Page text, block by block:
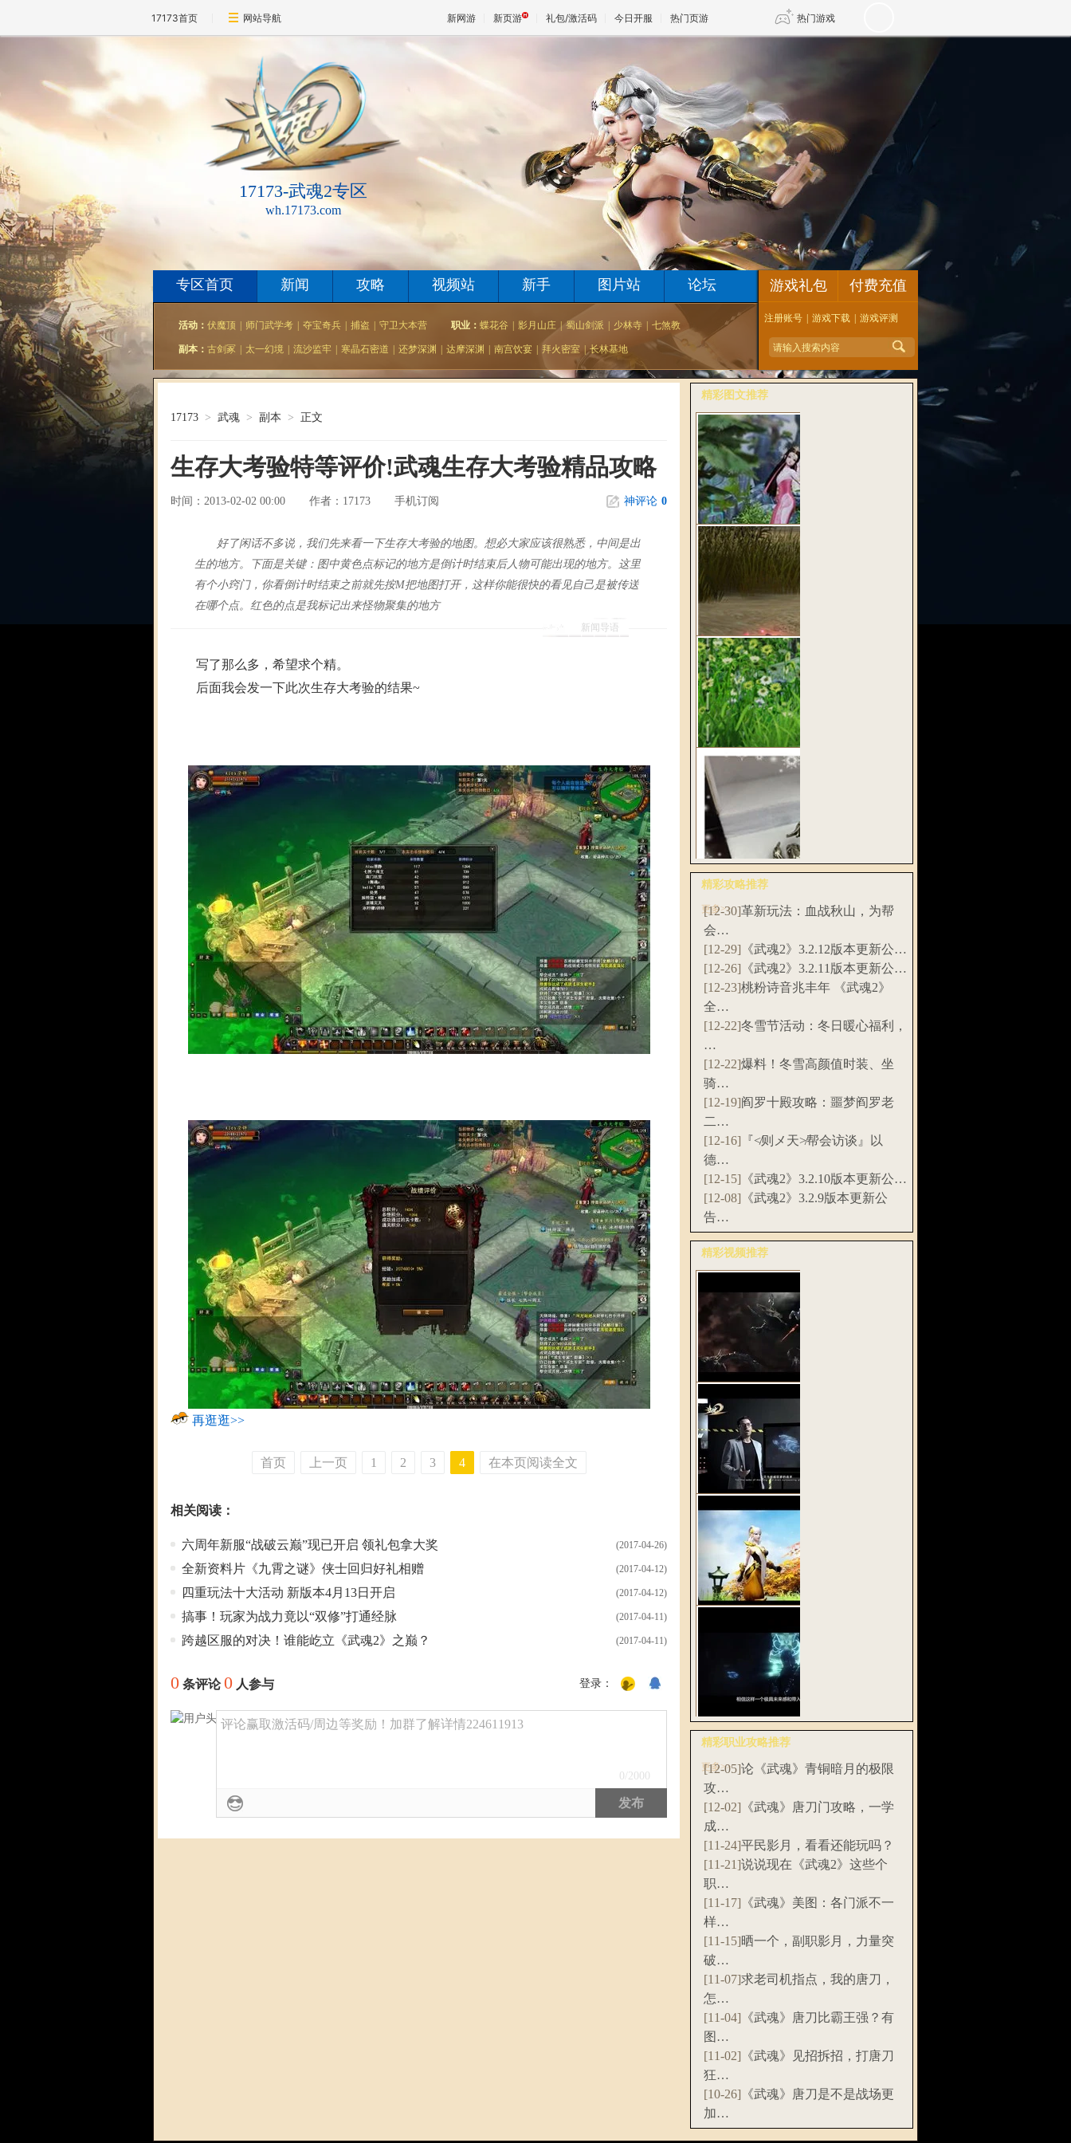
17173首页 网站导航 新网游 新页游 礼包/激活码 今日开服 热门页游 热门游戏
魔兽
天堂 剑网3旗舰版 新天龙八部
王权与自由 诛仙世界 新仙侠5
17173-武魂2专区
wh.17173.com
专区首页 新闻 攻略 视频站 新手 图片站 论坛
活动： 伏魔顶 师门武学考 夺宝奇兵 捕盗 守卫大本营 职业： 蝶花谷 影月山庄 蜀山剑派 少林寺 七煞教
副本： 古剑冢 太一幻境 流沙监牢 寒晶石密道 还梦深渊 达摩深渊 南宫饮宴 拜火密室 长林基地
游戏礼包 付费充值
注册账号 游戏下载 游戏评测
17173 > 武魂 > 副本 > 正文
生存大考验特等评价!武魂生存大考验精品攻略
时间：2013-02-02 00:00 作者： 17173 手机订阅 神评论 0
新闻导语
好了闲话不多说，我们先来看一下生存大考验的地图。想必大家应该很熟悉，中间是出
生的地方。下面是关键：图中黄色点标记的地方是倒计时结束后人物可能出现的地方。这里
有个小窍门，你看倒计时结束之前就先按M把地图打开，这样你能很快的看见自己是被传送
在哪个点。红色的点是我标记出来怪物聚集的地方
写了那么多，希望求个精。
后面我会发一下此次生存大考验的结果~
再逛逛>>
首页 上一页 1 2 3 4 在本页阅读全文
相关阅读：
(2017-04-26)
六周年新服“战破云巅”现已开启 领礼包拿大奖
(2017-04-12)
全新资料片《九霄之谜》侠士回归好礼相赠
(2017-04-12)
四重玩法十大活动 新版本4月13日开启
(2017-04-11)
搞事！玩家为战力竟以“双修”打通经脉
(2017-04-11)
跨越区服的对决！谁能屹立《武魂2》之巅？
0 条评论0 人参与 登录：
评论赢取激活码/周边等奖励！加群了解详情224611913
0 /2000
发布
精彩图文推荐
更多>>
桃粉诗音兆丰年
《武魂2》全…
爆料：纯古风桃
花扇，招财土…
《武魂》“千刀
破”资料片新…
爆料！《武魂2》
联赛特制实…
精彩攻略推荐
更多>>
[12-30]革新玩法：血战秋山，为帮
会…
[12-29] 《武魂2》3.2.12版本更新公…
[12-26] 《武魂2》3.2.11版本更新公…
[12-23]桃粉诗音兆丰年 《武魂2》
全…
[12-22]冬雪节活动：冬日暖心福利，
…
[12-22]爆料！冬雪高颜值时装、坐
骑…
[12-19]阎罗十殿攻略：噩梦阎罗老
二…
[12-16] 『≮则メ天≯帮会访谈』以
德…
[12-15] 《武魂2》3.2.10版本更新公…
[12-08] 《武魂2》3.2.9版本更新公
告…
精彩视频推荐
《武魂2》全息
CG预告片：天…
解密网易《武魂
2》全息实验…
《武魂2》多段式
轻功 战斗在…
网易将发布首款
全息动作网游…
精彩职业攻略推荐
更多>>
[12-05]论《武魂》青铜暗月的极限
攻…
[12-02] 《武魂》唐刀门攻略，一学
成…
[11-24]平民影月，看看还能玩吗？
[11-21]说说现在《武魂2》这些个
职…
[11-17] 《武魂》美图：各门派不一
样…
[11-15]晒一个，副职影月，力量突
破…
[11-07]求老司机指点，我的唐刀，
怎…
[11-04] 《武魂》唐刀比霸王强？有
图…
[11-02] 《武魂》见招拆招，打唐刀
狂…
[10-26] 《武魂》唐刀是不是战场更
加…